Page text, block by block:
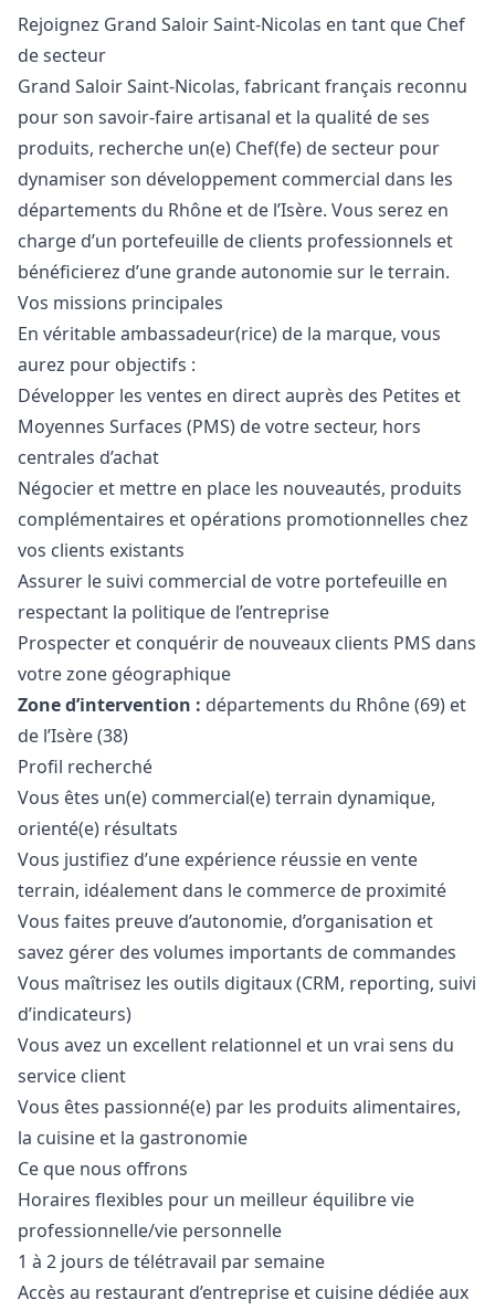
Description
Rejoignez Grand Saloir Saint-Nicolas en tant que Chef
de secteur
Grand Saloir Saint-Nicolas, fabricant français reconnu
pour son savoir-faire artisanal et la qualité de ses
produits, recherche un(e) Chef(fe) de secteur pour
dynamiser son développement commercial dans les
départements du Rhône et de l’Isère. Vous serez en
charge d’un portefeuille de clients professionnels et
bénéficierez d’une grande autonomie sur le terrain.
Vos missions principales
En véritable ambassadeur(rice) de la marque, vous
aurez pour objectifs :
Développer les ventes en direct auprès des Petites et
Moyennes Surfaces (PMS) de votre secteur, hors
centrales d’achat
Négocier et mettre en place les nouveautés, produits
complémentaires et opérations promotionnelles chez
vos clients existants
Assurer le suivi commercial de votre portefeuille en
respectant la politique de l’entreprise
Prospecter et conquérir de nouveaux clients PMS dans
votre zone géographique
Zone d’intervention : départements du Rhône (69) et
de l’Isère (38)
Profil recherché
Vous êtes un(e) commercial(e) terrain dynamique,
orienté(e) résultats
Vous justifiez d’une expérience réussie en vente
terrain, idéalement dans le commerce de proximité
Vous faites preuve d’autonomie, d’organisation et
savez gérer des volumes importants de commandes
Vous maîtrisez les outils digitaux (CRM, reporting, suivi
d’indicateurs)
Vous avez un excellent relationnel et un vrai sens du
service client
Vous êtes passionné(e) par les produits alimentaires,
la cuisine et la gastronomie
Ce que nous offrons
Horaires flexibles pour un meilleur équilibre vie
professionnelle/vie personnelle
1 à 2 jours de télétravail par semaine
Accès au restaurant d’entreprise et cuisine dédiée aux